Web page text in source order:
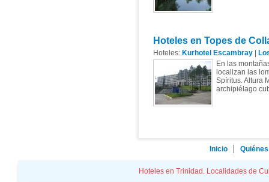
Hoteles en Topes de
Hoteles: Kurhotel Escambray|
En las
localizan las
Spíritus. Altura
archipiélago
Inicio
Hoteles en Trinidad. Localidades de